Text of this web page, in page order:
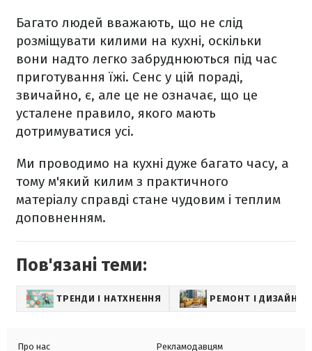
Багато людей вважають, що не слід
розміщувати килими на кухні, оскільки
вони надто легко забруднюються під час
приготування їжі. Сенс у цій пораді,
звичайно, є, але це не означає, що це
усталене правило, якого мають
дотримуватися усі.
Ми проводимо на кухні дуже багато часу, а
тому м'який килим з практичного
матеріалу справді стане чудовим і теплим
доповненням.
Пов'язані теми:
ТРЕНДИ І НАТХНЕННЯ РЕМОНТ І ДИЗАЙН
Про нас
Рекламодавцям